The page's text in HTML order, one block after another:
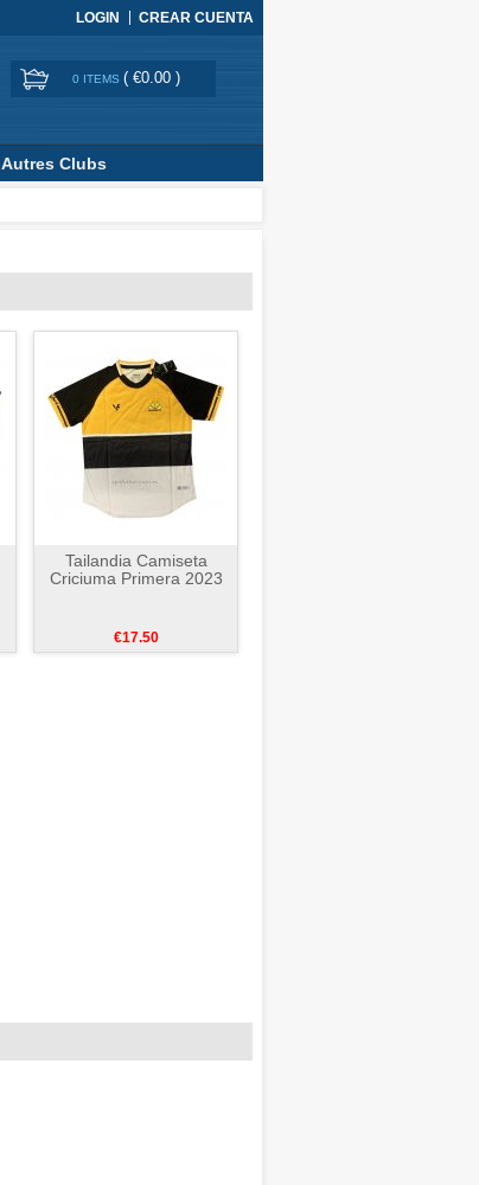
LOGIN CREAR CUENTA
0 ITEMS ( €0.00 )
Autres Clubs
Tailandia Camiseta
Criciuma Primera 2023
€17.50